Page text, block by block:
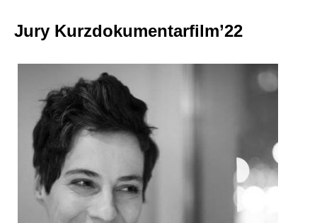
Jury Kurzdokumentarfilm’22